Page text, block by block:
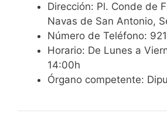
Dirección: Pl. Conde de
Navas de San Antonio,
Número de Teléfono:
Horario: De Lunes a
14:00h
Órgano competente: